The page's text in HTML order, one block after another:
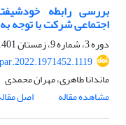
بررسی رابطه
اجتماعی شرکت با توجه
دوره 3، شماره 9، زمستان 1401، صفحه
ماندانا طاهری، مهران محمدی
مشاهده مقاله
اصل